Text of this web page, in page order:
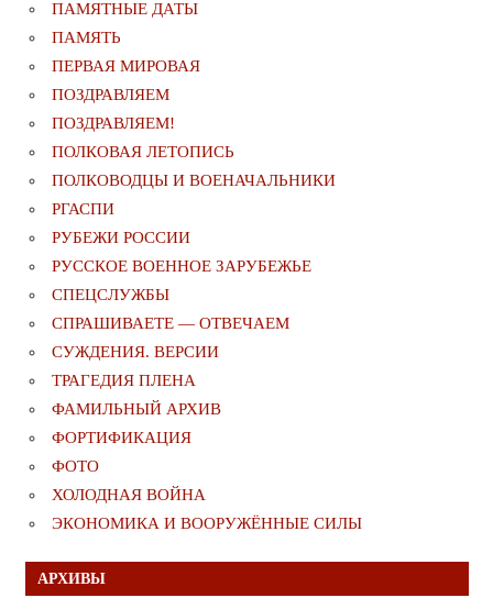
ПАМЯТНЫЕ ДАТЫ
ПАМЯТЬ
ПЕРВАЯ МИРОВАЯ
ПОЗДРАВЛЯЕМ
ПОЗДРАВЛЯЕМ!
ПОЛКОВАЯ ЛЕТОПИСЬ
ПОЛКОВОДЦЫ И ВОЕНАЧАЛЬНИКИ
РГАСПИ
РУБЕЖИ РОССИИ
РУССКОЕ ВОЕННОЕ ЗАРУБЕЖЬЕ
СПЕЦСЛУЖБЫ
СПРАШИВАЕТЕ — ОТВЕЧАЕМ
СУЖДЕНИЯ. ВЕРСИИ
ТРАГЕДИЯ ПЛЕНА
ФАМИЛЬНЫЙ АРХИВ
ФОРТИФИКАЦИЯ
ФОТО
ХОЛОДНАЯ ВОЙНА
ЭКОНОМИКА И ВООРУЖЁННЫЕ СИЛЫ
АРХИВЫ